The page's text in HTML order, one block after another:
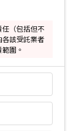
（包括但不
各該受託業者
圍。